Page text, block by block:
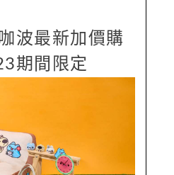
波最新加價購
期間限定